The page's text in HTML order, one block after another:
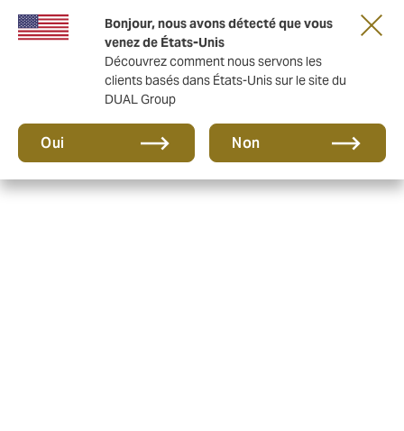
Bonjour, nous avons détecté que vous
venez de États-Unis
Découvrez comment nous servons les
clients basés dans États-Unis sur le site du
DUAL Group
Oui Non
Une nouvelle marque pour une nouvelle ère.
En savoir plus